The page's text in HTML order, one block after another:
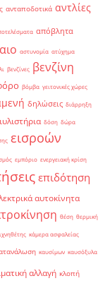
ανταποδοτικά αντλίες
απόβλητα
αστυνομία ατύχημα
βενζίνες βενζίνη
βόμβα γειτονικές χώρες
δηλώσεις διάρρηξη
δόση δώρα
εισροών
εμπόριο ενεργειακή κρίση
επιδότηση
αυτοκίνητα
θέση θερμική
ιχνηθέτης κάμερα ασφαλείας
καυσίμων καυσόξυλα
αλλαγή κλοπή